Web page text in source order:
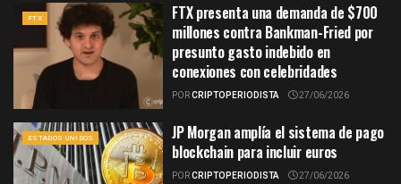
FTX
FTX presenta una demanda de $700
millones contra Bankman-Fried por
presunto gasto indebido en
conexiones con celebridades
PORCRIPTOPERIODISTA 27/06/2026
ESTADOS UNIDOS
JP Morgan amplía el sistema de pago
blockchain para incluir euros
PORCRIPTOPERIODISTA 27/06/2026